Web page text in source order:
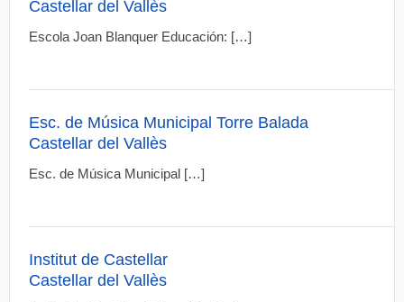
Castellar del Vallès
Escola Joan Blanquer Educación: […]
Esc. de Música Municipal Torre Balada
Castellar del Vallès
Esc. de Música Municipal […]
Institut de Castellar
Castellar del Vallès